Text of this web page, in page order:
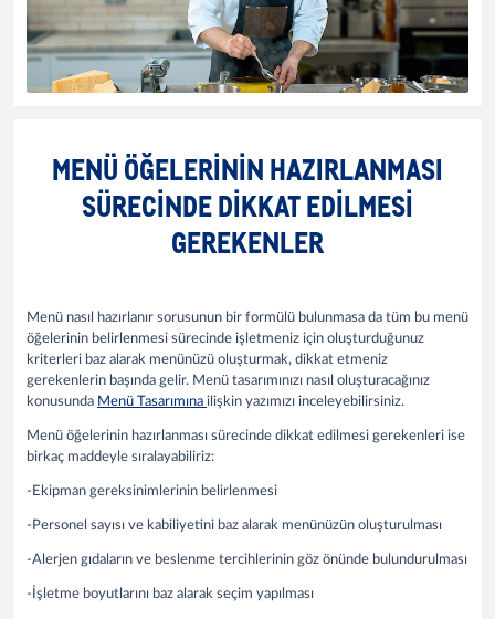
MENÜ ÖĞELERININ HAZIRLANMASI
SÜRECINDE DIKKAT EDILMESI
GEREKENLER
Menü nasıl hazırlanır sorusunun bir formülü bulunmasa da tüm bu menü
öğelerinin belirlenmesi sürecinde işletmeniz için oluşturduğunuz
kriterleri baz alarak menünüzü oluşturmak, dikkat etmeniz
gerekenlerin başında gelir. Menü tasarımınızı nasıl oluşturacağınız
konusunda Menü Tasarımına ilişkin yazımızı inceleyebilirsiniz.
Menü öğelerinin hazırlanması sürecinde dikkat edilmesi gerekenleri ise
birkaç maddeyle sıralayabiliriz:
-Ekipman gereksinimlerinin belirlenmesi
-Personel sayısı ve kabiliyetini baz alarak menünüzün oluşturulması
-Alerjen gıdaların ve beslenme tercihlerinin göz önünde bulundurulması
-İşletme boyutlarını baz alarak seçim yapılması